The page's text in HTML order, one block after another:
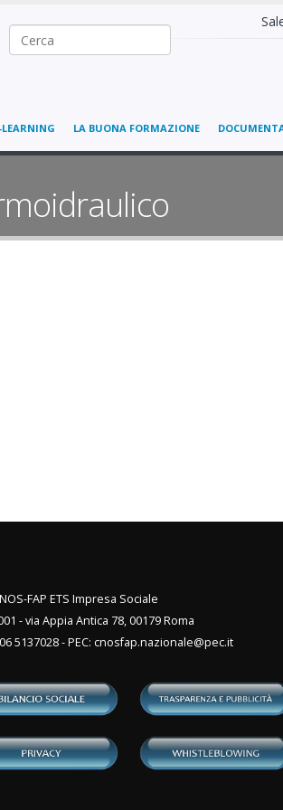
Ricerca nel sito
LEARNING LA BUONA FORMAZIONE
FAP ETS Impresa Sociale
- via Appia Antica 78, 00179 Roma
5137028 - PEC: cnosfap.nazionale@pec.it